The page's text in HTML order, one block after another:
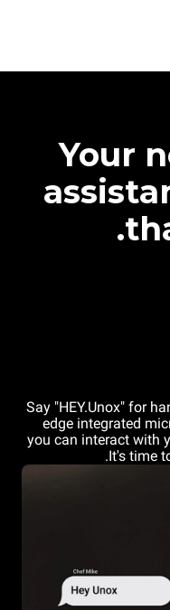
Your
Say "HEY.Unox" for
edge integrated
you can interact with
It's time